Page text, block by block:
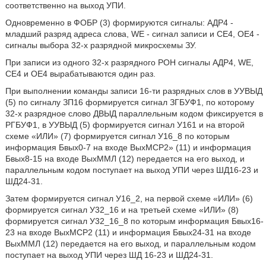
соответственно на выход УПИ.
Одновременно в ФОБР (3) формируются сигналы: АДР4 -
младший разряд адреса слова, WE - сигнал записи и СЕ4, ОЕ4 -
сигналы выбора 32-х разрядной микросхемы ЗУ.
При записи из одного 32-х разрядного РОН сигналы АДР4, WE,
СЕ4 и ОЕ4 вырабатываются один раз.
При выполнении команды записи 16-ти разрядных слов в УУВЫД
(5) по сигналу ЗП16 формируется сигнал ЗГБУФ1, по которому
32-х разрядное слово ДВЫД параллельным кодом фиксируется в
РГБУФ1, в УУВЫД (5) формируется сигнал У161 и на второй
схеме «ИЛИ» (7) формируется сигнал У16_8 по которым
информация Бвых0-7 на входе ВыхМСР2» (11) и информация
Бвых8-15 на входе ВыхММЛ (12) передается на его выход, и
параллельным кодом поступает на выход УПИ через ШД16-23 и
ШД24-31.
Затем формируется сигнал У16_2, на первой схеме «ИЛИ» (6)
формируется сигнал У32_16 и на третьей схеме «ИЛИ» (8)
формируется сигнал У32_16_8 по которым информация Бвых16-
23 на входе ВыхМСР2 (11) и информация Бвых24-31 на входе
ВыхММЛ (12) передается на его выход, и параллельным кодом
поступает на выход УПИ через ШД 16-23 и ШД24-31.